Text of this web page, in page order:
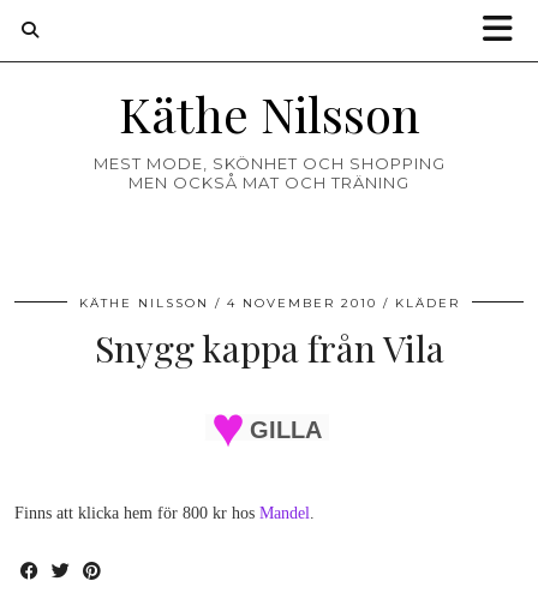
Käthe Nilsson
MEST MODE, SKÖNHET OCH SHOPPING
MEN OCKSÅ MAT OCH TRÄNING
KÄTHE NILSSON 4 NOVEMBER 2010 KLÄDER
Snygg kappa från Vila
GILLA
Finns att klicka hem för 800 kr hos Mandel.